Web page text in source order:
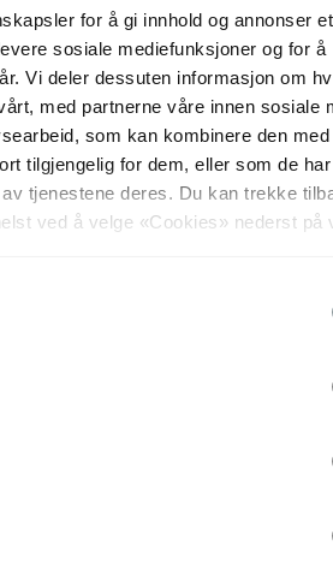
for å gi innhold og annonser et
sosiale mediefunksjoner og for å
Vi deler dessuten informasjon om
med partnerne våre innen sosiale
som kan kombinere den med
tilgjengelig for dem, eller som de
tjenestene deres. Du kan trekke
ved å velge «Cookies» nederst på
45cm beige